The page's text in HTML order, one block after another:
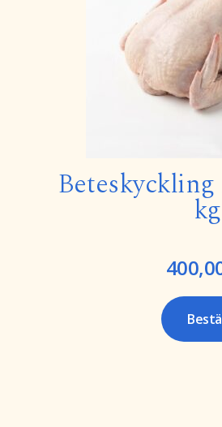
Beteskyckling
kg